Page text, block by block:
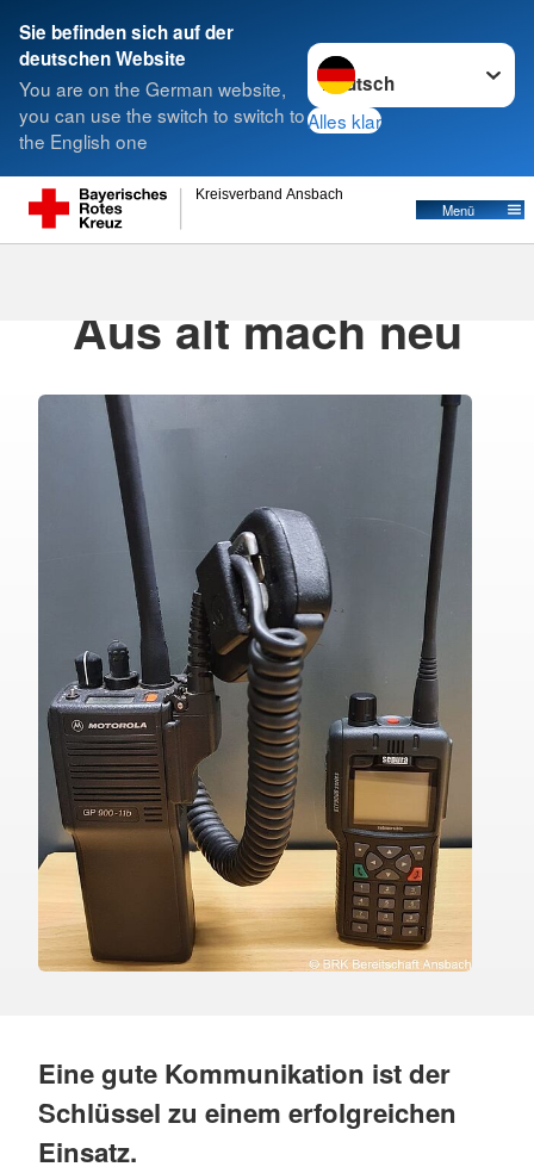
Sie befinden sich auf der
deutschen Website
You are on the German website,
you can use the switch to switch to
the English one
Sprache wechseln zu
Alles klar
Kreisverband Ansbach
Menü
Suche
Aus alt mach neu
Eine gute Kommunikation ist der
Schlüssel zu einem erfolgreichen
Einsatz.